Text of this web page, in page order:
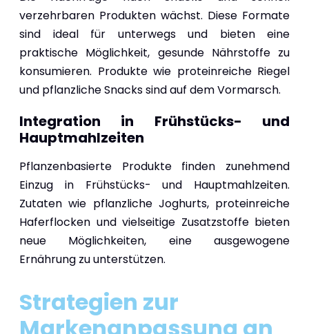
verzehrbaren Produkten wächst. Diese Formate
sind ideal für unterwegs und bieten eine
praktische Möglichkeit, gesunde Nährstoffe zu
konsumieren. Produkte wie proteinreiche Riegel
und pflanzliche Snacks sind auf dem Vormarsch.
Integration in Frühstücks- und
Hauptmahlzeiten
Pflanzenbasierte Produkte finden zunehmend
Einzug in Frühstücks- und Hauptmahlzeiten.
Zutaten wie pflanzliche Joghurts, proteinreiche
Haferflocken und vielseitige Zusatzstoffe bieten
neue Möglichkeiten, eine ausgewogene
Ernährung zu unterstützen.
Strategien zur